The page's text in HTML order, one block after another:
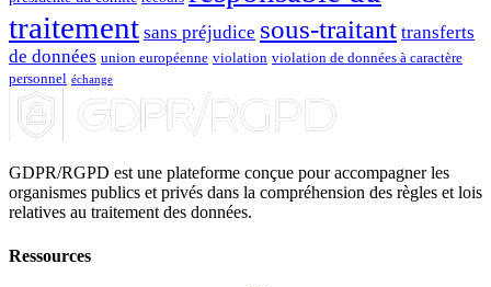
traitement sans préjudice sous-traitant transferts
de données union européenne violation violation de données à caractère
personnel échange
GDPR/RGPD est une plateforme conçue pour accompagner les
organismes publics et privés dans la compréhension des règles et lois
relatives au traitement des données.
Ressources